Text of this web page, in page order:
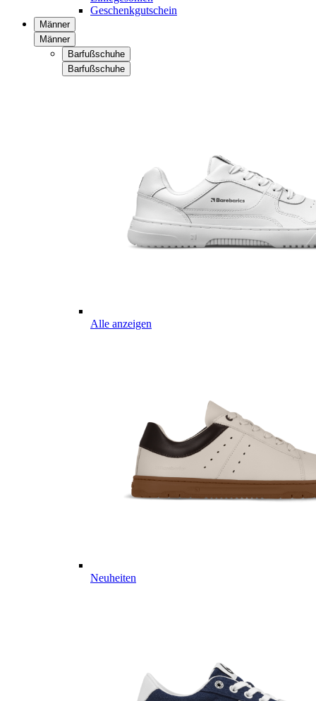
Geschenkgutschein
Männer
Männer
Barfußschuhe
Barfußschuhe
Alle anzeigen
Neuheiten